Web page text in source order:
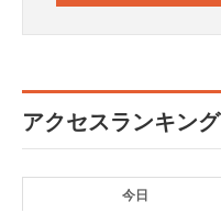
アクセスランキング
今日